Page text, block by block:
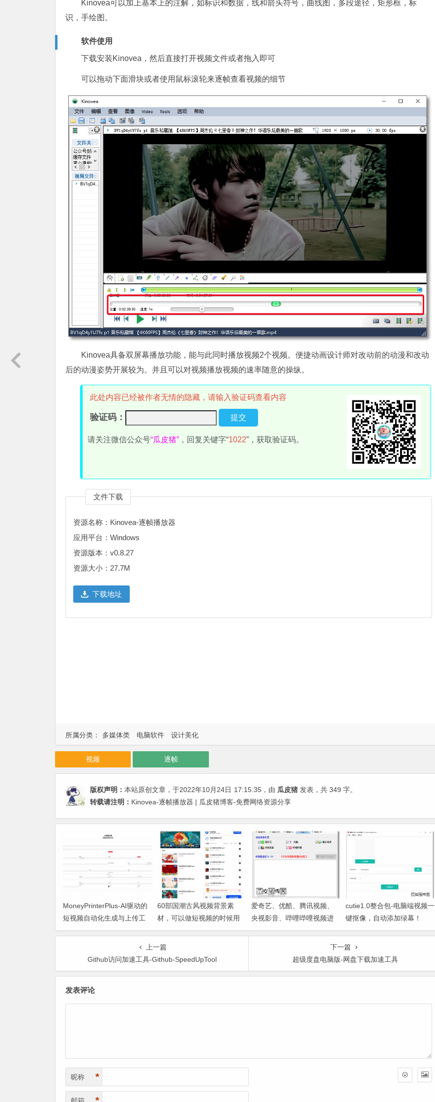
Kinovea可以加上基本上的注解，如标识和数据，线和箭头符号，曲线图，多段途径，矩形框，标
识，手绘图。
软件使用
下载安装Kinovea，然后直接打开视频文件或者拖入即可
可以拖动下面滑块或者使用鼠标滚轮来逐帧查看视频的细节
Kinovea具备双屏幕播放功能，能与此同时播放视频2个视频。便捷动画设计师对改动前的动漫和改动
后的动漫姿势开展较为。并且可以对视频播放视频的速率随意的操纵。
此处内容已经被作者无情的隐藏，请输入验证码查看内容
验证码：
请关注微信公众号“瓜皮猪” ，回复关键字“1022”，获取验证码。
文件下载
资源名称：Kinovea-逐帧播放器
应用平台：Windows
资源版本：v0.8.27
资源大小：27.7M
下载地址
所属分类： 多媒体类 电脑软件 设计美化
视频 逐帧
版权声明： 本站原创文章，于2022年10月24日 17:15:35 ，由 瓜皮猪 发表，共 349 字。
转载请注明： Kinovea-逐帧播放器 | 瓜皮猪博客-免费网络资源分享
MoneyPrinterPlus-AI驱动的
短视频自动化生成与上传工
具
60部国潮古风视频背景素
材，可以做短视频的时候用
爱奇艺、优酷、腾讯视频、
央视影音、哔哩哔哩视频进
程清理工具
cutie1.0整合包-电脑端视频一
键抠像，自动添加绿幕！
上一篇
Github访问加速工具-Github-SpeedUpTool
下一篇
超级度盘电脑版-网盘下载加速工具
发表评论
昵称 *